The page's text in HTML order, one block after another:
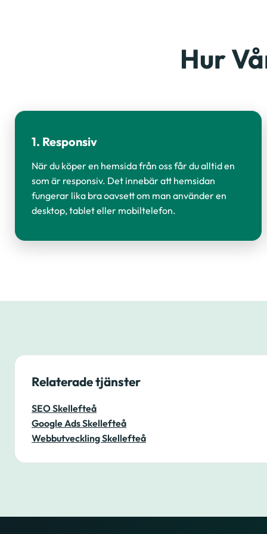
Hur
1. Responsiv
När du köper en hemsida från oss får du alltid en
som är responsiv. Det innebär att hemsidan
fungerar lika bra oavsett om man använder en
desktop, tablet eller mobiltelefon.
Relaterade tjänster
SEO Skellefteå
Google Ads Skellefteå
Webbutveckling Skellefteå